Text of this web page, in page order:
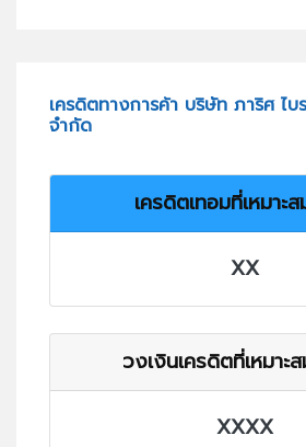
เครดิตทางการค้า บริษัท ภาริศ ไบ
จำกัด
เครดิตเทอมที่เหมาะ
XX
วงเงินเครดิตที่เหมาะ
XXXX